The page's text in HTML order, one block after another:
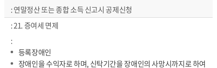
연말정산 또는 종합 소득 신고시 공제신청
21. 증여세 면제
등록장애인
장애인을 수익자로 하며, 신탁기간을 장애인의 사망시까지로 하여